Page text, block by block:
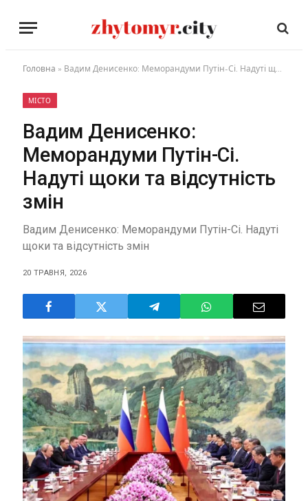
Головна » Вадим Денисенко: Меморандуми Путін-Сі. Надуті щоки та відсутність змін
МІСТО
Вадим Денисенко:
Меморандуми Путін-Сі.
Надуті щоки та відсутність
змін
Вадим Денисенко: Меморандуми Путін-Сі. Надуті
щоки та відсутність змін
20 ТРАВНЯ, 2026